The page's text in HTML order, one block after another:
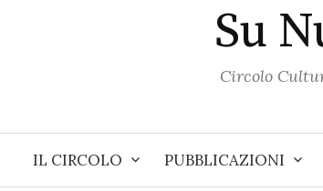
Su
Circolo
IL CIRCOLO PUBBLICAZIONI